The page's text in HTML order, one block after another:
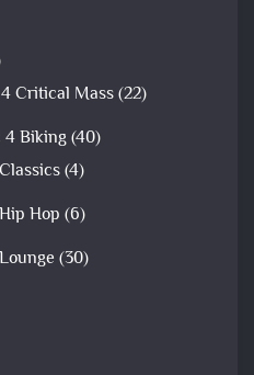
Critical Mass(22)
4 Biking(40)
Classics(4)
Hip Hop (6)
Lounge (30)